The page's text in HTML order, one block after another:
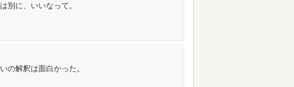
別に、いいなって。
の解釈は面白かった。